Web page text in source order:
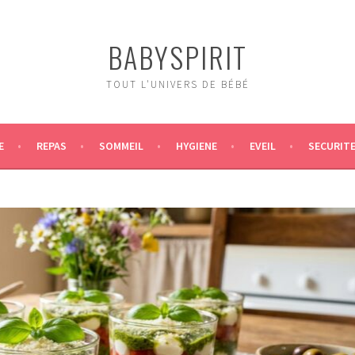
BABYSPIRIT
TOUT L'UNIVERS DE BÉBÉ
REPAS SOMMEIL HYGIENE EVEIL SECURITE